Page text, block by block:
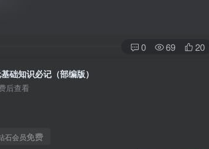
0 69 20
础知识必记（部编版）
后查看
石会员免费